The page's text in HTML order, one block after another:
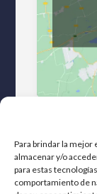
Para brindar la mejor
almacenar y/o
para estas
comportamiento de